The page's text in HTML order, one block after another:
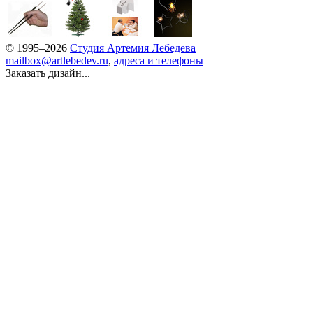
© 1995–2026 Студия Артемия Лебедева
mailbox@artlebedev.ru, адреса и телефоны
Заказать дизайн...